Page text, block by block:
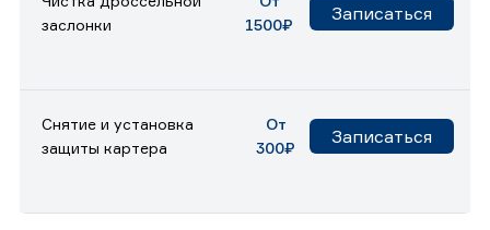
заслонки
1500₽
Записаться
Снятие и установка
защиты картера
От
300₽
Записаться